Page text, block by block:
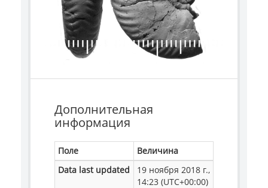
Дополнительная
информация
Поле
Величина
Data last updated
19 ноября 2018 г.,
14:23 (UTC+00:00)